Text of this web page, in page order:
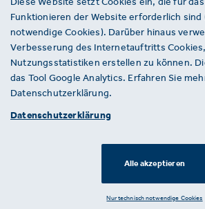
Entsorgungs-, Wasser- und
Kreislaufwirtschaft e. V.
Von-der-Heydt-Straße 2
D 10785 Berlin
Sie haben einen Fehler auf unserer Website
gefunden? Ihnen ist ein defekter Link
aufgefallen? Wir freuen uns über Ihren
Funktionieren der Website erforderlich sind
notwendige Cookies). Darüber hinaus
Verbesserung des Internetauftritts
Nutzungsstatistiken erstellen zu können.
das Tool Google Analytics. Erfahren Sie
Datenschutzerklärung.
Datenschutzerklärung
Alle akzeptieren
Nur technisch notwendige Cookies